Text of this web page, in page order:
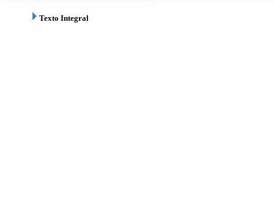
Texto Integral